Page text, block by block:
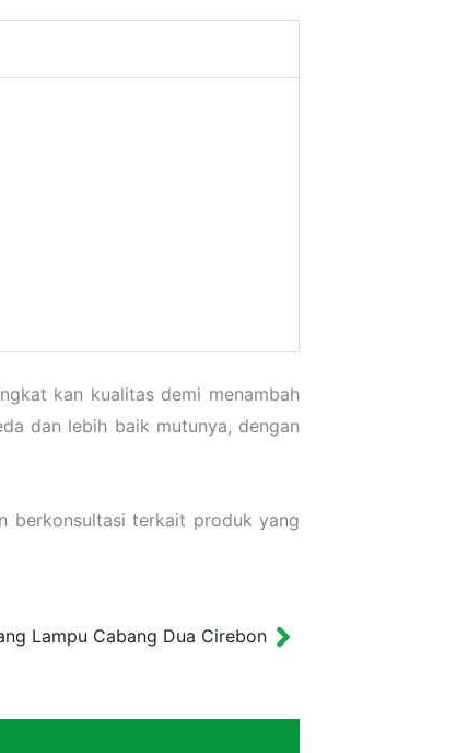
kan kualitas demi menambah
dan lebih baik mutunya, dengan
berkonsultasi terkait produk yang
Lampu Cabang Dua CirebonNext